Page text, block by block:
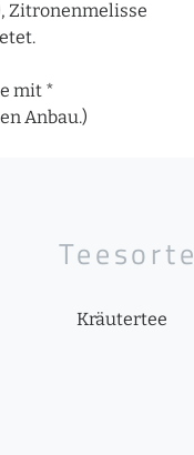
Zitronenmelisse
mit *
Anbau.)
Teesorte
Kräutertee